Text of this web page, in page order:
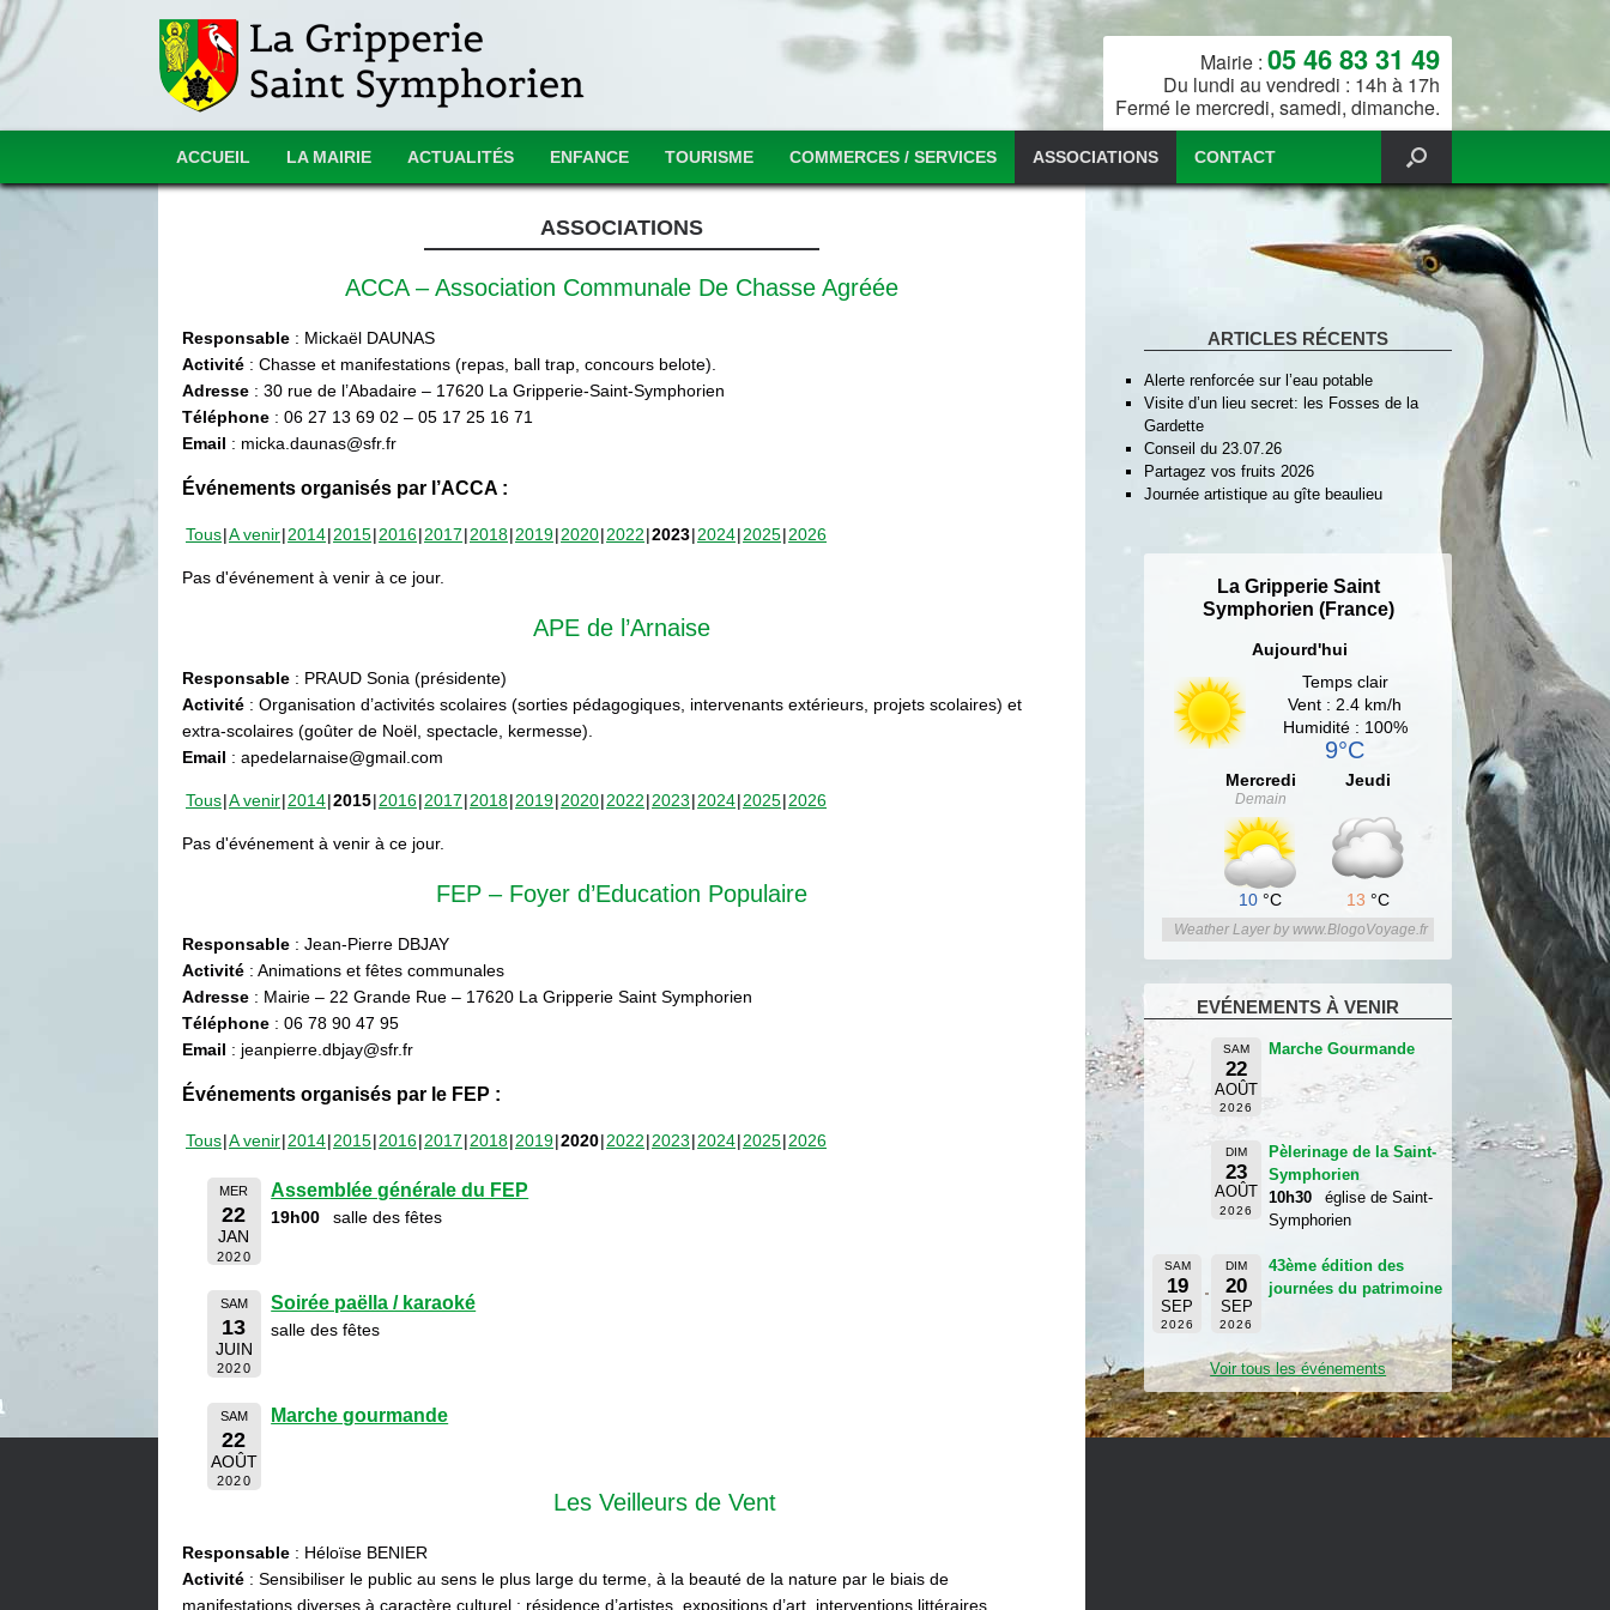
Mairie : 05 46 83 31 49
Du lundi au vendredi : 14h à 17h
Fermé le mercredi, samedi, dimanche.
ACCUEIL LA MAIRIE ACTUALITÉS ENFANCE TOURISME COMMERCES / SERVICES ASSOCIATIONS CONTACT
ASSOCIATIONS
ACCA – Association Communale De Chasse Agréée
Responsable : Mickaël DAUNAS
Activité : Chasse et manifestations (repas, ball trap, concours belote).
Adresse : 30 rue de l’Abadaire – 17620 La Gripperie-Saint-Symphorien
Téléphone : 06 27 13 69 02 – 05 17 25 16 71
Email : micka.daunas@sfr.fr
Événements organisés par l’ACCA :
Tous A venir 2014 2015 2016 2017 2018 2019 2020 2022 2023 2024 2025 2026
Pas d'événement à venir à ce jour.
APE de l’Arnaise
Responsable : PRAUD Sonia (présidente)
Activité : Organisation d’activités scolaires (sorties pédagogiques, intervenants extérieurs, projets scolaires) et
extra-scolaires (goûter de Noël, spectacle, kermesse).
Email : apedelarnaise@gmail.com
Tous A venir 2014 2015 2016 2017 2018 2019 2020 2022 2023 2024 2025 2026
Pas d'événement à venir à ce jour.
FEP – Foyer d’Education Populaire
Responsable : Jean-Pierre DBJAY
Activité : Animations et fêtes communales
Adresse : Mairie – 22 Grande Rue – 17620 La Gripperie Saint Symphorien
Téléphone : 06 78 90 47 95
Email : jeanpierre.dbjay@sfr.fr
Événements organisés par le FEP :
Tous A venir 2014 2015 2016 2017 2018 2019 2020 2022 2023 2024 2025 2026
MER
22
JAN
2020
Assemblée générale du FEP
19h00 salle des fêtes
SAM
13
JUIN
2020
Soirée paëlla / karaoké
salle des fêtes
SAM
22
AOÛT
2020
Marche gourmande
Les Veilleurs de Vent
Responsable : Héloïse BENIER
Activité : Sensibiliser le public au sens le plus large du terme, à la beauté de la nature par le biais de
manifestations diverses à caractère culturel : résidence d’artistes, expositions d’art, interventions littéraires,
ARTICLES RÉCENTS
Alerte renforcée sur l’eau potable
Visite d’un lieu secret: les Fosses de la
Gardette
Conseil du 23.07.26
Partagez vos fruits 2026
Journée artistique au gîte beaulieu
La Gripperie Saint
Symphorien (France)
Aujourd'hui
Temps clair
Vent : 2.4 km/h
Humidité : 100%
9°C
Mercredi
Demain
10 °C
Jeudi
13 °C
Weather Layer by www.BlogoVoyage.fr
EVÉNEMENTS À VENIR
SAM
22
AOÛT
2026
Marche Gourmande
DIM
23
AOÛT
2026
Pèlerinage de la Saint-
Symphorien
10h30
église de Saint-
Symphorien
SAM
19
SEP
2026
DIM
20
SEP
2026
43ème édition des
journées du patrimoine
Voir tous les événements